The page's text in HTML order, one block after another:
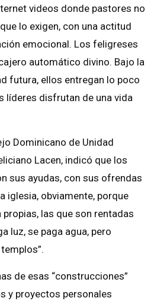
videos donde pastores no
lo exigen, con una actitud
emocional. Los feligreses
automático divino. Bajo la
futura, ellos entregan lo poco
líderes disfrutan de una vida
Dominicano de Unidad
Lacen, indicó que los
sus ayudas, con sus ofrendas
iglesia, obviamente, porque
las que son rentadas
luz, se paga agua, pero
de esas “construcciones”
y proyectos personales